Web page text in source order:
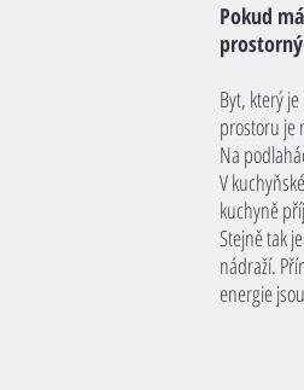
Pokud
Byt, který
prostoru je
Na
V
kuchyně
Stejně tak
nádraží.
energie